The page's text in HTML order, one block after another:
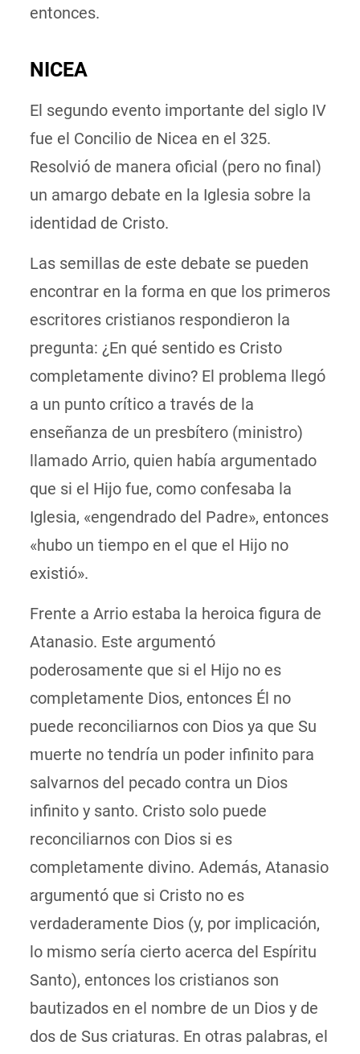
entonces.
NICEA
El segundo evento importante del siglo IV
fue el Concilio de Nicea en el 325.
Resolvió de manera oficial (pero no final)
un amargo debate en la Iglesia sobre la
identidad de Cristo.
Las semillas de este debate se pueden
encontrar en la forma en que los primeros
escritores cristianos respondieron la
pregunta: ¿En qué sentido es Cristo
completamente divino? El problema llegó
a un punto crítico a través de la
enseñanza de un presbítero (ministro)
llamado Arrio, quien había argumentado
que si el Hijo fue, como confesaba la
Iglesia, «engendrado del Padre», entonces
«hubo un tiempo en el que el Hijo no
existió».
Frente a Arrio estaba la heroica figura de
Atanasio. Este argumentó
poderosamente que si el Hijo no es
completamente Dios, entonces Él no
puede reconciliarnos con Dios ya que Su
muerte no tendría un poder infinito para
salvarnos del pecado contra un Dios
infinito y santo. Cristo solo puede
reconciliarnos con Dios si es
completamente divino. Además, Atanasio
argumentó que si Cristo no es
verdaderamente Dios (y, por implicación,
lo mismo sería cierto acerca del Espíritu
Santo), entonces los cristianos son
bautizados en el nombre de un Dios y de
dos de Sus criaturas. En otras palabras, el